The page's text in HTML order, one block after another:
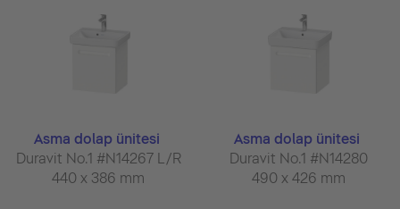
Asma dolap ünitesi
Duravit No.1 #N14267 L/R
440 x 386 mm
Asma dolap ünitesi
Duravit No.1 #N14280
490 x 426 mm